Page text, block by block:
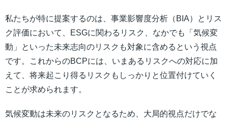
私たちが特に提案するのは、事業影響度分析（BIA）とリス
ク評価において、ESGに関わるリスク、なかでも「気候変
動」といった未来志向のリスクも対象に含めるという視点
です。これからのBCPには、いまあるリスクへの対応に加
えて、将来起こり得るリスクもしっかりと位置付けていく
ことが求められます。
気候変動は未来のリスクとなるため、大局的視点だけでな